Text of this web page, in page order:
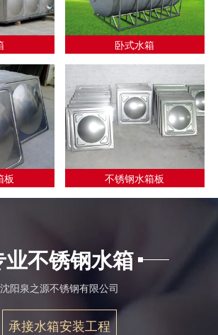
卧式水箱
板 不锈钢水箱板
业不锈钢水箱
沈阳泉之源不锈钢有限公司
承接水箱安装工程